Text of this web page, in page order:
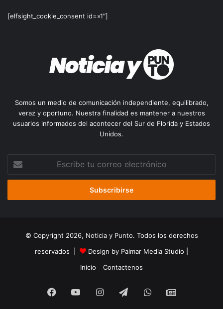
[elfsight_cookie_consent id=»1″]
Somos un medio de comunicación independiente, equilibrado,
veraz y oportuno. Nuestra finalidad es mantener a nuestros
usuarios informados del acontecer del Sur de Florida y Estados
Unidos.
tu
correo
© Copyright 2026, Noticia y Punto. Todos los derechos
reservados |
Design by Palmar Media Studio
Inicio
Contactenos
FacebookYouTubeInstagramTelegramWhatsApp